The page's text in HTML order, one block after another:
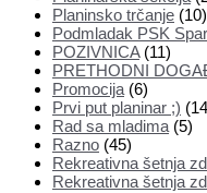
Planinsko trčanje (10)
Podmladak PSK
POZIVNICA(11)
PRETHODNI
Promocija (6)
Prvi put planinar ;)
Rad sa mladima (5)
Razno (45)
Rekreativna šetnja
Rekreativna šetnja